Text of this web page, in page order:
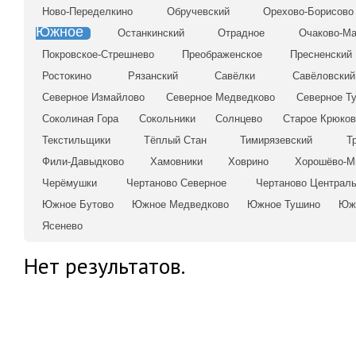
Ново-Переделкино
Обручевский Орехово-
Южное Останкинский Отрадное
Очаково-
Покровское-Стрешнево
Преображенское
Пресненский
Ростокино
Рязанский Савёлки
Савёловский
Северное Измайлово
Северное Медведково
Северное
Соколиная Гора
Сокольники Солнцево
Старое
Текстильщики
Тёплый Стан Тимирязевский
Фили-Давыдково
Хамовники Ховрино
Хорошёво-
Черёмушки
Чертаново Северное
Чертаново
Южное Бутово
Южное Медведково Южное Тушино
Ясенево
Нет результатов.